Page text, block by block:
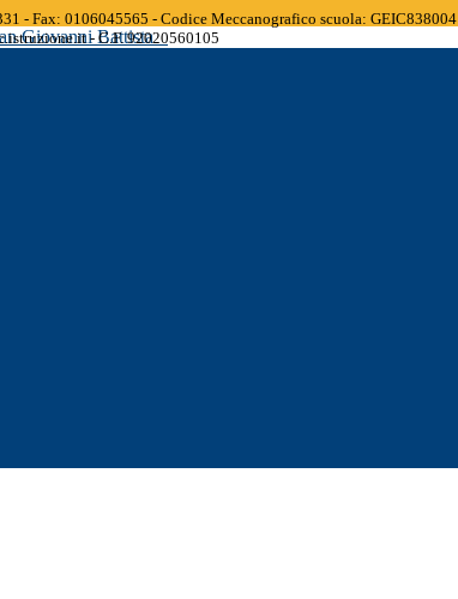
Giovanni Battista
- Fax: 0106045565 - Codice Meccanografico scuola: GEIC838004
- C.F. 92020560105